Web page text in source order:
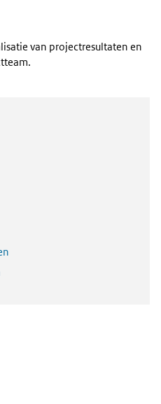
van projectresultaten en